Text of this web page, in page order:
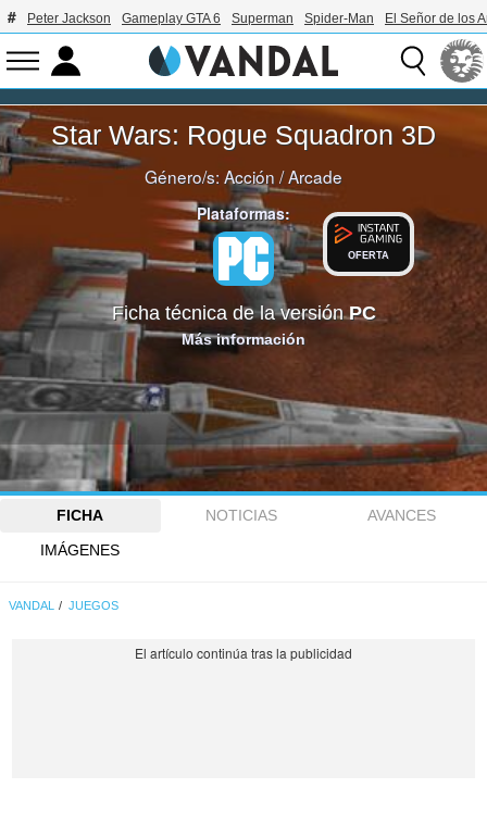
Peter Jackson Gameplay GTA 6 Superman Spider-Man El Señor de los
Star Wars: Rogue Squadron 3D
Género/s:Acción/Arcade
Plataformas:
OFERTA
Ficha técnica de la versiónPC
Más información
FICHA NOTICIAS
AVANCES
IMÁGENES
VANDAL JUEGOS